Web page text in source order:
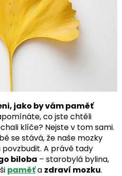
jako by vám paměť
co jste chtěli
klíče? Nejste v tom sami.
se stává, že naše mozky
A právě tady
biloba – starobylá bylina,
paměťa zdraví mozku.